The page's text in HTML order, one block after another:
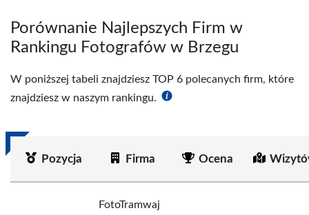
Porównanie Najlepszych Firm w
Rankingu Fotografów w Brzegu
W poniższej tabeli znajdziesz TOP 6 polecanych firm, które
znajdziesz w naszym rankingu.
Pozycja Firma Ocena
FotoTramwaj